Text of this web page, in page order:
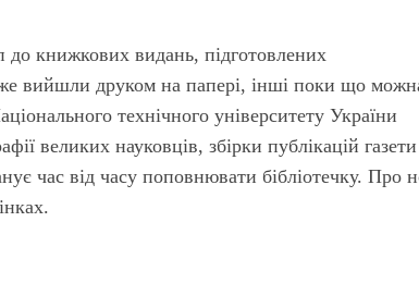
до книжкових видань, підготовлених
вийшли друком на папері, інші поки що
технічного університету України
великих науковців, збірки публікацій газети
час від часу поповнювати бібліотечку. Про